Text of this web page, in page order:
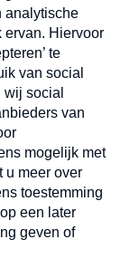
Verzend
in uw